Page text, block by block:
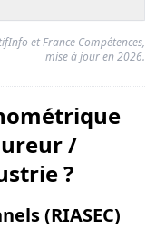
et France Compétences,
mise à jour en 2026.
/
?
(RIASEC)